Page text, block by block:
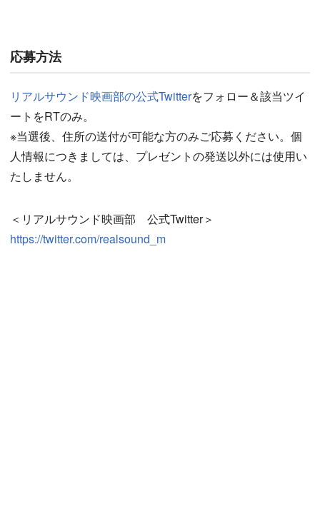
応募方法
リアルサウンド映画部の公式Twitterをフォロー＆該当ツイ
ートをRTのみ。
※当選後、住所の送付が可能な方のみご応募ください。個
人情報につきましては、プレゼントの発送以外には使用い
たしません。
＜リアルサウンド映画部 公式Twitter＞
https://twitter.com/realsound_m